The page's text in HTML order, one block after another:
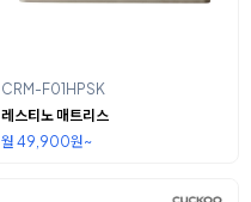
CRM-F01HPSK
레스티노 매트리스
월 49,900원~